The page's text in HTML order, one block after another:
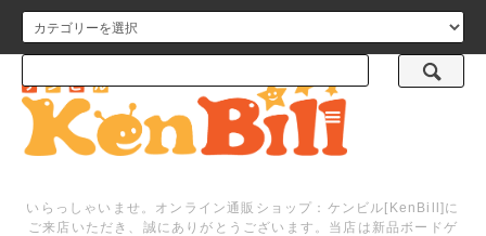
メニュー
いらっしゃいませ。オンライン通販ショップ：ケンビル[KenBill]に
ご来店いただき、誠にありがとうございます。当店は新品ボードゲ